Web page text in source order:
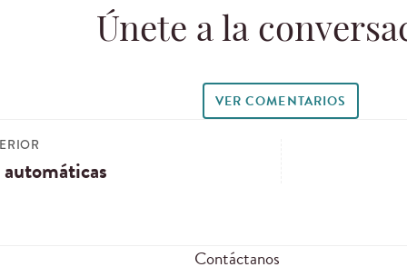
Únete a la
VER COMENTARIOS
Contáctanos